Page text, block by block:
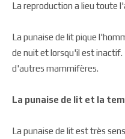
La reproduction a lieu toute
La punaise de lit pique
de nuit et lorsqu'il est inactif.
d'autres mammifères.
La punaise de lit et la
La punaise de lit est très